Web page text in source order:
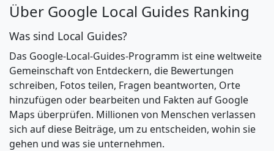
Über Google Local Guides Ranking
Was sind Local Guides?
Das Google-Local-Guides-Programm ist eine weltweite
Gemeinschaft von Entdeckern, die Bewertungen
schreiben, Fotos teilen, Fragen beantworten, Orte
hinzufügen oder bearbeiten und Fakten auf Google
Maps überprüfen. Millionen von Menschen verlassen
sich auf diese Beiträge, um zu entscheiden, wohin sie
gehen und was sie unternehmen.